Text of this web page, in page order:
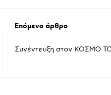
Επόμενο άρθρο
Συνέντευξη στον ΚΟΣΜΟ